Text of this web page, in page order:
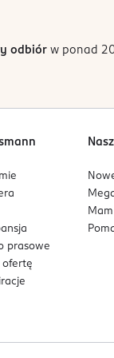
odbiórw ponad
prasowe
ofertę